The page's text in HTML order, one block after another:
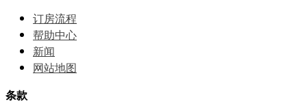
订房流程
帮助中⼼
新闻
网站地图
条款